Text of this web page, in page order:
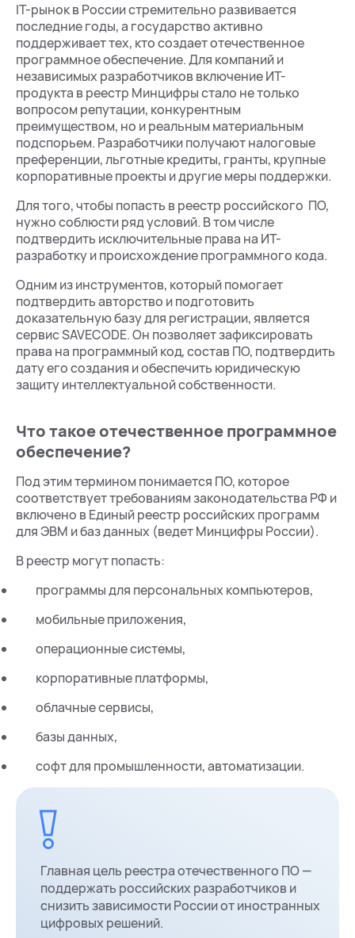
IT-рынок в России стремительно развивается
последние годы, а государство активно
поддерживает тех, кто создает отечественное
программное обеспечение. Для компаний и
независимых разработчиков включение ИТ-
продукта в реестр Минцифры стало не только
вопросом репутации, конкурентным
преимуществом, но и реальным материальным
подспорьем. Разработчики получают налоговые
преференции, льготные кредиты, гранты, крупные
корпоративные проекты и другие меры поддержки.
Для того, чтобы попасть в реестр российского ПО,
нужно соблюсти ряд условий. В том числе
подтвердить исключительные права на ИТ-
разработку и происхождение программного кода.
Одним из инструментов, который помогает
подтвердить авторство и подготовить
доказательную базу для регистрации, является
сервис SAVECODE. Он позволяет зафиксировать
права на программный код, состав ПО, подтвердить
дату его создания и обеспечить юридическую
защиту интеллектуальной собственности.
Что такое отечественное программное
обеспечение?
Под этим термином понимается ПО, которое
соответствует требованиям законодательства РФ и
включено в Единый реестр российских программ
для ЭВМ и баз данных (ведет Минцифры России).
В реестр могут попасть:
программы для персональных компьютеров,
мобильные приложения,
операционные системы,
корпоративные платформы,
облачные сервисы,
базы данных,
софт для промышленности, автоматизации.
Главная цель реестра отечественного ПО —
поддержать российских разработчиков и
снизить зависимости России от иностранных
цифровых решений.